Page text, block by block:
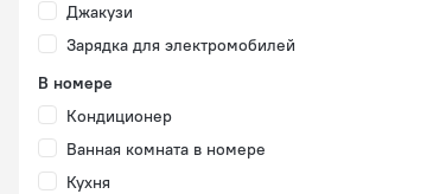
Джакузи
Зарядка для электромобилей
В номере
Кондиционер
Ванная комната в номере
Кухня